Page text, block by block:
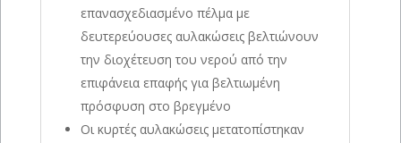
επανασχεδιασμένο πέλμα με
δευτερεύουσες αυλακώσεις βελτιώνουν
την διοχέτευση του νερού από την
επιφάνεια επαφής για βελτιωμένη
πρόσφυση στο βρεγμένο
Οι κυρτές αυλακώσεις μετατοπίστηκαν